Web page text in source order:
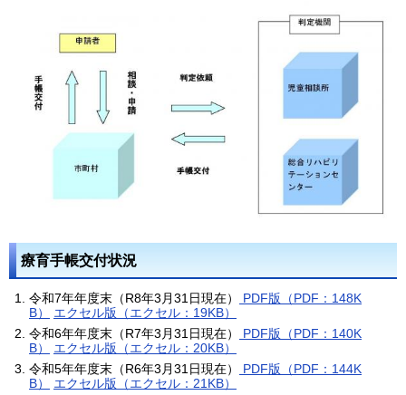
療育手帳交付状況
令和7年年度末（R8年3月31日現在）
PDF版（PDF：148K
B）
エクセル版（エクセル：19KB）
令和6年年度末（R7年3月31日現在）
PDF版（PDF：140K
B）
エクセル版（エクセル：20KB）
令和5年年度末（R6年3月31日現在）
PDF版（PDF：144K
B）
エクセル版（エクセル：21KB）